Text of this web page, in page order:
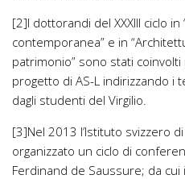
[2]I dottorandi del XXXIII ciclo in
contemporanea” e in
patrimonio” sono stati
progetto di AS-L indirizzando i
dagli studenti del Virgilio.
[3]Nel 2013 l’Istituto svizzero
organizzato un ciclo di
Ferdinand de Saussure; da